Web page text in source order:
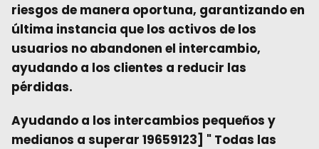
riesgos de manera oportuna, garantizando en
última instancia que los activos de los
usuarios no abandonen el intercambio,
ayudando a los clientes a reducir las
pérdidas.
Ayudando a los intercambios pequeños y
medianos a superar 19659123] " Todas las